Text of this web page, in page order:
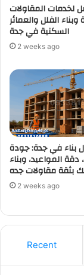
لخدمات المقاولات
وبناء الفلل والعمائر
السكنية في جدة
2 weeks ago
بناء في جدة: جودة
دقة المواعيد، وبناء
بثقة مقاولات جده
2 weeks ago
Recent